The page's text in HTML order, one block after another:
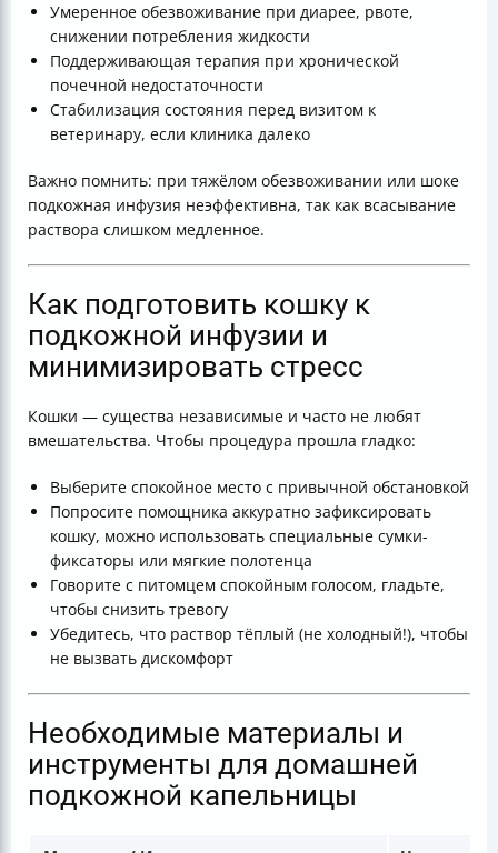
Умеренное обезвоживание при диарее, рвоте,
снижении потребления жидкости
Поддерживающая терапия при хронической
почечной недостаточности
Стабилизация состояния перед визитом к
ветеринару, если клиника далеко
Важно помнить: при тяжёлом обезвоживании или шоке
подкожная инфузия неэффективна, так как всасывание
раствора слишком медленное.
Как подготовить кошку к
подкожной инфузии и
минимизировать стресс
Кошки — существа независимые и часто не любят
вмешательства. Чтобы процедура прошла гладко:
Выберите спокойное место с привычной обстановкой
Попросите помощника аккуратно зафиксировать
кошку, можно использовать специальные сумки-
фиксаторы или мягкие полотенца
Говорите с питомцем спокойным голосом, гладьте,
чтобы снизить тревогу
Убедитесь, что раствор тёплый (не холодный!), чтобы
не вызвать дискомфорт
Необходимые материалы и
инструменты для домашней
подкожной капельницы